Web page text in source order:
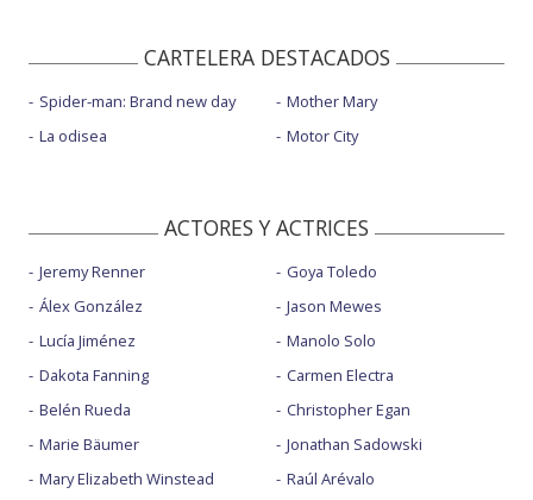
CARTELERA DESTACADOS
Spider-man: Brand new day
La odisea
Mother Mary
Motor City
ACTORES Y ACTRICES
Jeremy Renner
Álex González
Lucía Jiménez
Dakota Fanning
Belén Rueda
Marie Bäumer
Mary Elizabeth Winstead
Goya Toledo
Jason Mewes
Manolo Solo
Carmen Electra
Christopher Egan
Jonathan Sadowski
Raúl Arévalo